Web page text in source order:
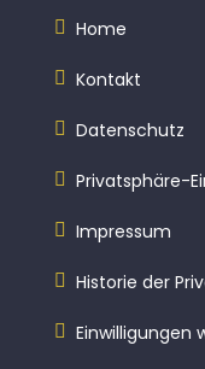
Home
Kontakt
Datenschutz
Privatsphäre-
Impressum
Historie der
Einwilligungen